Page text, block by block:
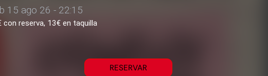
15 ago 26 - 22:15
con reserva, 13€ en taquilla
RESERVAR